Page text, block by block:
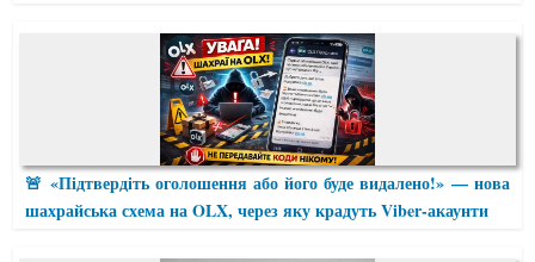
🚨 «Підтвердіть оголошення або його буде видалено!» — нова
шахрайська схема на OLX, через яку крадуть Viber-акаунти